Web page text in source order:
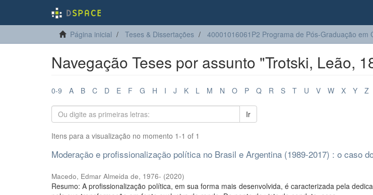
Página inicial Teses & Dissertações 40001016061P2 Programa de Pós-Graduação em
Navegação Teses por assunto "Trotski, Leão,
0-9 A B C D E F G H I J K L M N O P Q R S T U V W X Y Z
Ir
Itens para a visualização no momento 1-1 of 1
Moderação e profissionalização política no Brasil e Argentina (1989-2017) : o caso
Macedo, Edmar Almeida de, 1976- (2020)
Resumo: A profissionalização política, em sua forma mais desenvolvida, é caracterizada pela